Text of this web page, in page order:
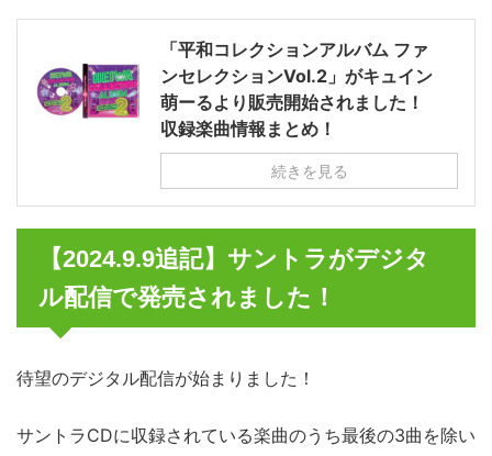
「平和コレクションアルバム ファ
ンセレクションVol.2」がキュイン
萌ーるより販売開始されました！
収録楽曲情報まとめ！
続きを見る
【2024.9.9追記】サントラがデジタ
ル配信で発売されました！
待望のデジタル配信が始まりました！
サントラCDに収録されている楽曲のうち最後の3曲を除い